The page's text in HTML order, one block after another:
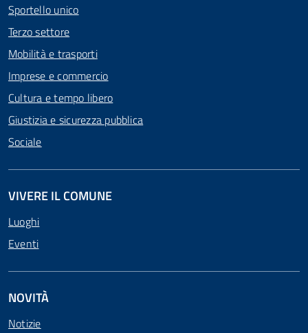
Sportello unico
Terzo settore
Mobilità e trasporti
Imprese e commercio
Cultura e tempo libero
Giustizia e sicurezza pubblica
Sociale
VIVERE IL COMUNE
Luoghi
Eventi
NOVITÀ
Notizie